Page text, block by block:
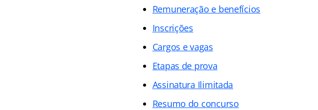
Remuneração e benefícios
Inscrições
Cargos e vagas
Etapas de prova
Assinatura Ilimitada
Resumo do concurso